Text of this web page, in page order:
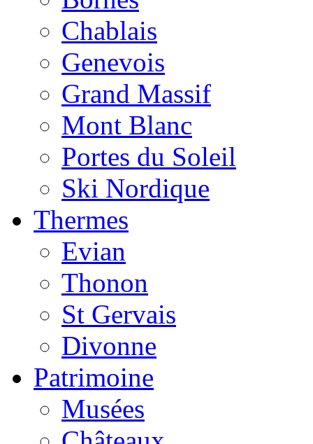
Chablais
Genevois
Grand Massif
Mont Blanc
Portes du Soleil
Ski Nordique
Thermes
Evian
Thonon
St Gervais
Divonne
Patrimoine
Musées